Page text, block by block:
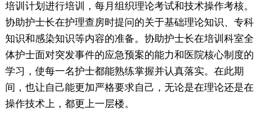
培训计划进行培训，每月组织理论考试和技术操作考核。
协助护士长在护理查房时提问的关于基础理论知识、专科
知识和感染知识等内容的准备。协助护士长在培训科室全
体护士面对突发事件的应急预案的能力和医院核心制度的
学习，使每一名护士都能熟练掌握并认真落实。在此期
间，也让自己能更加严格要求自己，无论是在理论还是在
操作技术上，都更上一层楼。